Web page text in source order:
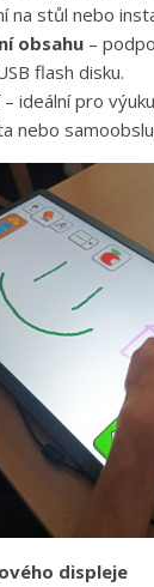
na stůl nebo
obsahu –
flash disku.
– ideální pro
nebo
displeje